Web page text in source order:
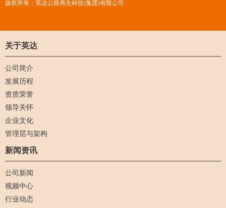
版权所有：英达公路再生科技(集团)有限公司
关于英达
公司简介
发展历程
资质荣誉
领导关怀
企业文化
管理层与架构
新闻资讯
公司新闻
视频中心
行业动态